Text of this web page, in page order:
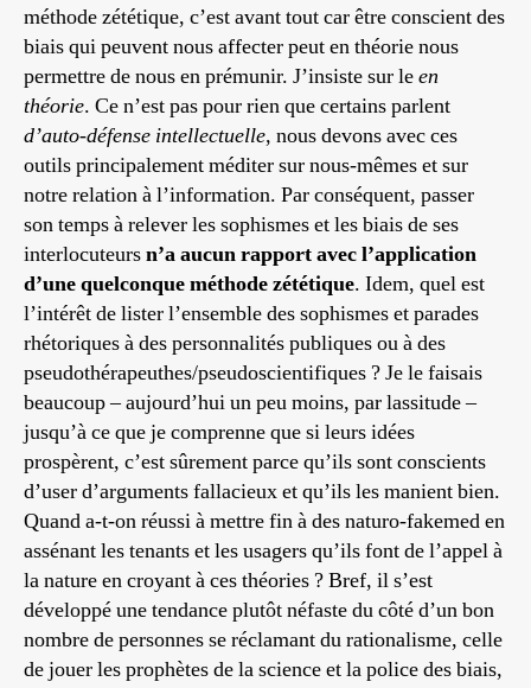
méthode zététique, c’est avant tout car être conscient des
biais qui peuvent nous affecter peut en théorie nous
permettre de nous en prémunir. J’insiste sur leen
théorie. Ce n’est pas pour rien que certains parlent
d’auto-défense intellectuelle, nous devons avec ces
outils principalement méditer sur nous-mêmes et sur
notre relation à l’information. Par conséquent, passer
son temps à relever les sophismes et les biais de ses
interlocuteursn’a aucun rapport avec l’application
d’une quelconque méthode zététique. Idem, quel est
l’intérêt de lister l’ensemble des sophismes et parades
rhétoriques à des personnalités publiques ou à des
pseudothérapeuthes/pseudoscientifiques ? Je le faisais
beaucoup – aujourd’hui un peu moins, par lassitude –
jusqu’à ce que je comprenne que si leurs idées
prospèrent, c’est sûrement parce qu’ils sont conscients
d’user d’arguments fallacieux et qu’ils les manient bien.
Quand a-t-on réussi à mettre fin à des naturo-fakemed en
assénant les tenants et les usagers qu’ils font de l’appel à
la nature en croyant à ces théories ? Bref, il s’est
développé une tendance plutôt néfaste du côté d’un bon
nombre de personnes se réclamant du rationalisme, celle
de jouer les prophètes de la science et la police des biais,